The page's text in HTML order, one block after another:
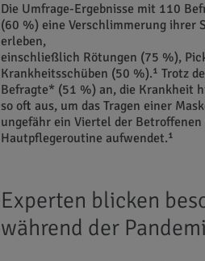
Die Umfrage-Ergebnisse mit 110
(60 %) eine Verschlimmerung ihrer
erleben,
einschließlich Rötungen (75 %),
Krankheitsschüben (50 %).¹ Trotz
Befragte* (51 %) an, die Krankheit
so oft aus, um das Tragen einer
ungefähr ein Viertel der
Hautpflegeroutine aufwendet.¹
Experten blicken
während der